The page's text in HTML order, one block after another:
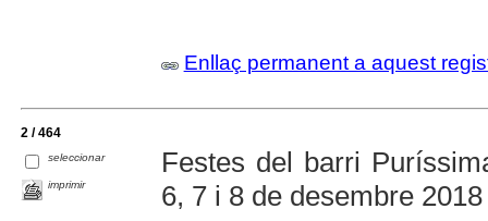
Enllaç permanent a aquest
2 / 464
seleccionar
imprimir
Festes del barri
6, 7 i 8 de desembre 2018